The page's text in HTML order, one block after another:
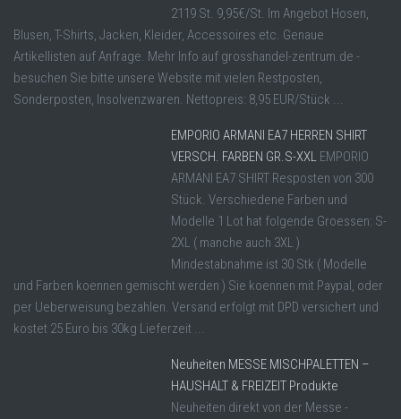
2119 St. 9,95€/St. Im Angebot Hosen,
Blusen, T-Shirts, Jacken, Kleider, Accessoires etc. Genaue
Artikellisten auf Anfrage. Mehr Info auf grosshandel-zentrum.de -
besuchen Sie bitte unsere Website mit vielen Restposten,
Sonderposten, Insolvenzwaren. Nettopreis: 8,95 EUR/Stück ...
EMPORIO ARMANI EA7 HERREN SHIRT
VERSCH. FARBEN GR.S-XXL EMPORIO
ARMANI EA7 SHIRT Resposten von 300
Stück. Verschiedene Farben und
Modelle 1 Lot hat folgende Groessen: S-
2XL ( manche auch 3XL )
Mindestabnahme ist 30 Stk ( Modelle
und Farben koennen gemischt werden ) Sie koennen mit Paypal, oder
per Ueberweisung bezahlen. Versand erfolgt mit DPD versichert und
kostet 25 Euro bis 30kg Lieferzeit ...
Neuheiten MESSE MISCHPALETTEN –
HAUSHALT & FREIZEIT Produkte
Neuheiten direkt von der Messe -